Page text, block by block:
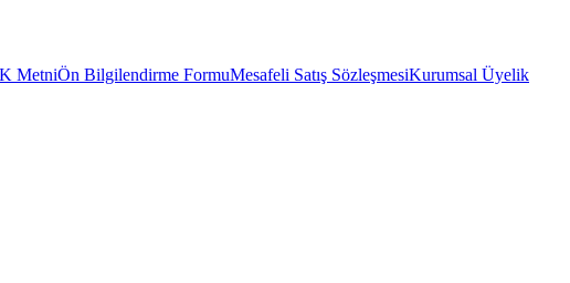
MetniÖn Bilgilendirme FormuMesafeli Satış SözleşmesiKurumsal Üyelik